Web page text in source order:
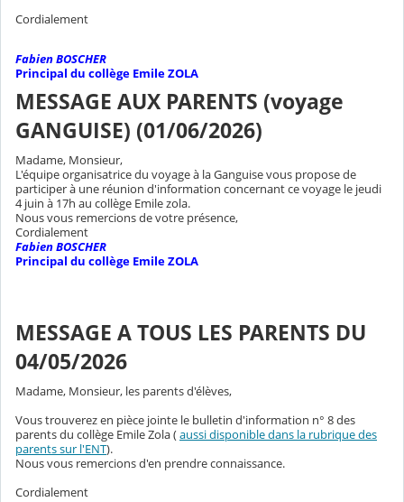
Cordialement
Fabien BOSCHER
Principal du collège Emile ZOLA
MESSAGE AUX PARENTS (voyage
GANGUISE) (01/06/2026)
Madame, Monsieur,
L'équipe organisatrice du voyage à la Ganguise vous propose de
participer à une réunion d'information concernant ce voyage le jeudi
4 juin à 17h au collège Emile zola.
Nous vous remercions de votre présence,
Cordialement
Fabien BOSCHER
Principal du collège Emile ZOLA
MESSAGE A TOUS LES PARENTS DU
04/05/2026
Madame, Monsieur, les parents d'élèves,
Vous trouverez en pièce jointe le bulletin d'information n° 8 des
parents du collège Emile Zola (aussi disponible dans la rubrique des
parents sur l'ENT).
Nous vous remercions d'en prendre connaissance.
Cordialement